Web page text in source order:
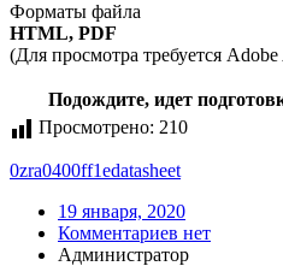
Форматы файла
HTML, PDF
(Для просмотра требуется
Подождите, идет
Просмотрено: 210
0zra0400ff1edatasheet
19 января, 2020
Комментариев нет
Администратор